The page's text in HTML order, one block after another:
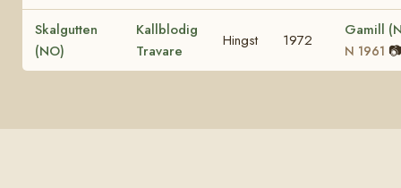
Skalgutten
(NO)
Kallblodig
Travare
Hingst 1972
Gamill
N 1961 📷